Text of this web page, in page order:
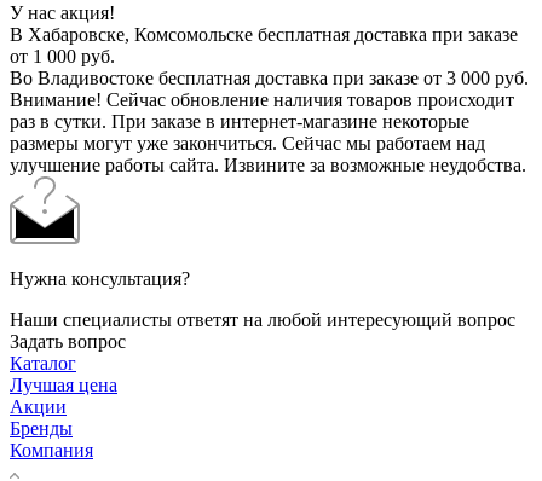
У нас акция!
В Хабаровске, Комсомольске бесплатная доставка при заказе
от 1 000 руб.
Во Владивостоке бесплатная доставка при заказе от 3 000 руб.
Внимание! Сейчас обновление наличия товаров происходит
раз в сутки. При заказе в интернет-магазине некоторые
размеры могут уже закончиться. Сейчас мы работаем над
улучшение работы сайта. Извините за возможные неудобства.
Нужна консультация?
Наши специалисты ответят на любой интересующий вопрос
Задать вопрос
Каталог
Лучшая цена
Акции
Бренды
Компания